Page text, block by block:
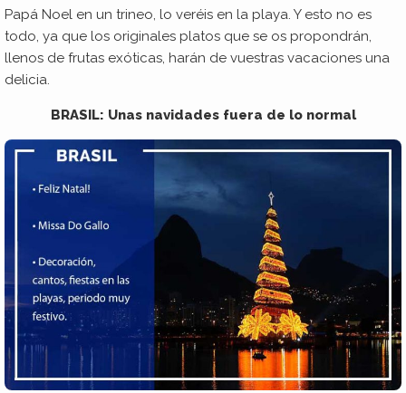
Papá Noel en un trineo, lo veréis en la playa. Y esto no es
todo, ya que los originales platos que se os propondrán,
llenos de frutas exóticas, harán de vuestras vacaciones una
delicia.
BRASIL: Unas navidades fuera de lo normal